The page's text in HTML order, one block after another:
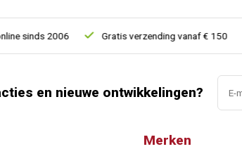
sinds 2006 Gratis verzending vanaf € 150
en nieuwe ontwikkelingen?
Merken